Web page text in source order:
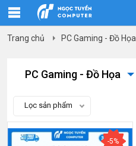
Trang chủ PC Gaming - Đồ Họa
PC Gaming - Đồ Họa
Lọc sản phẩm
-5%